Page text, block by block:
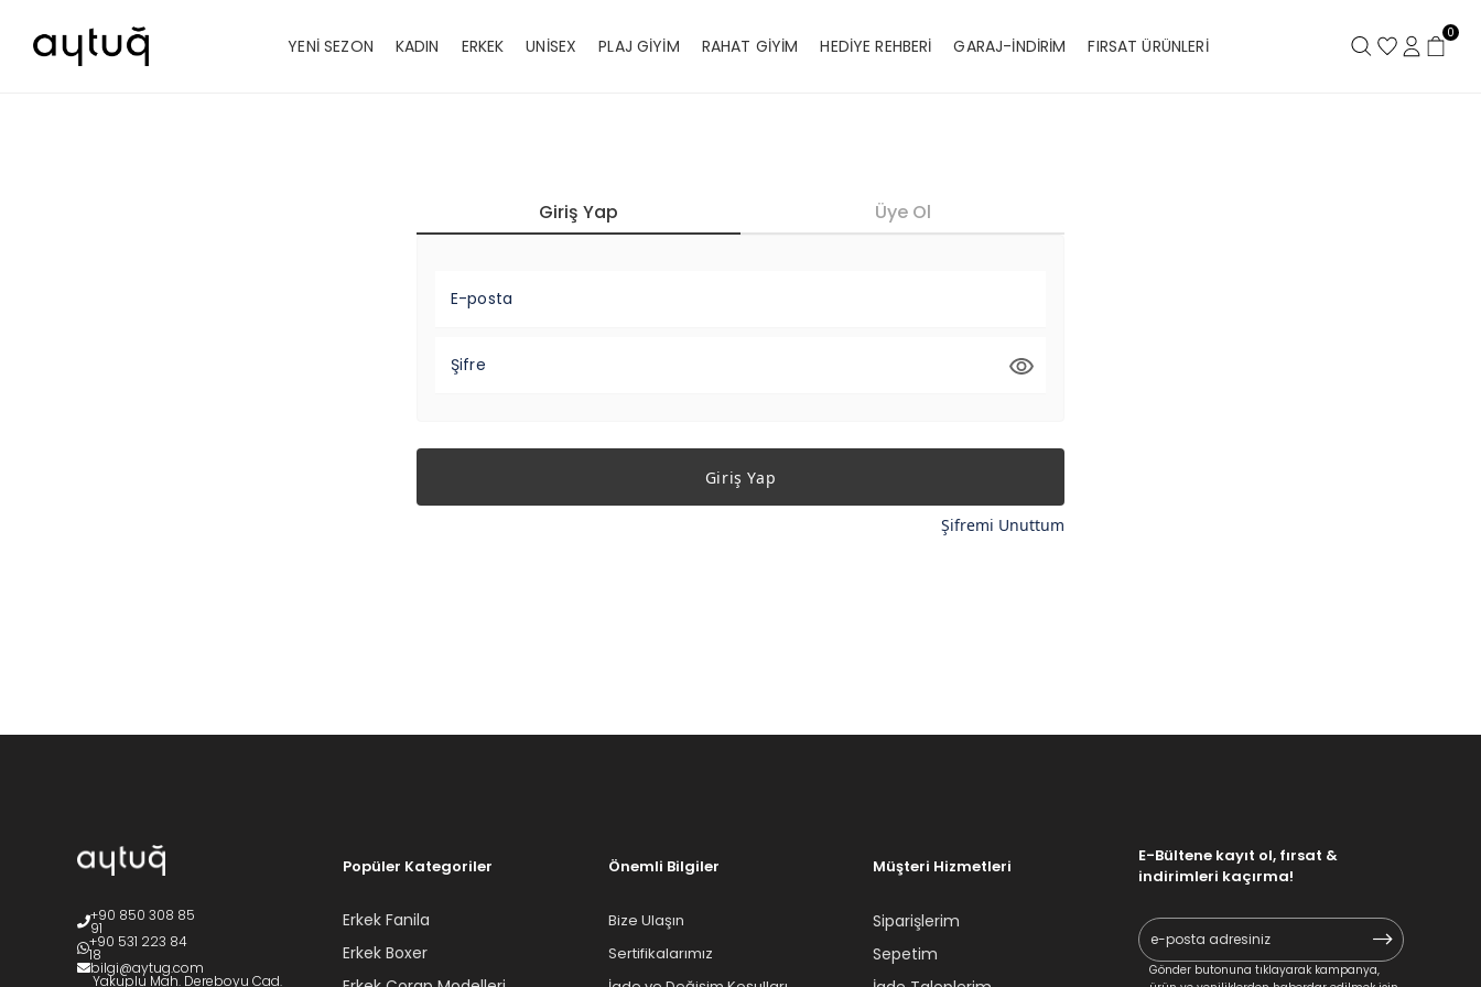
YENİ SEZON KADIN ERKEK UNİSEX PLAJ GİYİM RAHAT GİYİM HEDİYE REHBERİ GARAJ-İNDİRİM FIRSAT ÜRÜNLERİ
0
Giriş Yap Üye Ol
E-posta
Şifre
Giriş Yap
Şifremi Unuttum
+90 850 308 85
91
+90 531 223 84
18
bilgi@aytug.com
Yakuplu Mah. Dereboyu Cad.
Popüler Kategoriler
Erkek Fanila
Erkek Boxer
Önemli Bilgiler
Bize Ulaşın
Sertifikalarımız
Müşteri Hizmetleri
Siparişlerim
Sepetim
E-Bültene kayıt ol, fırsat &
indirimleri kaçırma!
Gönder butonuna tıklayarak kampanya,